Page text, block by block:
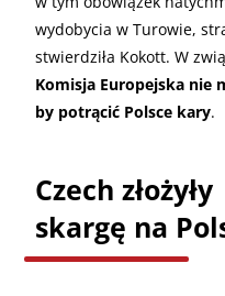
wydobycia w Turowie,
stwierdziła Kokott. W
Komisja Europejska nie
by potrącić Polsce kary.
Czech złożyły
skargę na